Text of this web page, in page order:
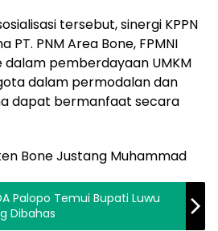
tersebut, sinergi KPPN
PNM Area Bone, FPMNI
dalam pemberdayaan UMKM
dalam permodalan dan
dapat bermanfaat secara
Bone Justang Muhammad
Palopo Temui Bupati Luwu
Dibahas